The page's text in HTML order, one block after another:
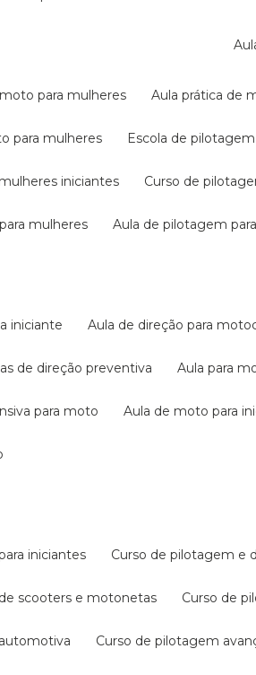
para mulheres aula prática de
para mulheres escola de
iniciantes curso de
mulheres aula de pilotagem
iniciante aula de direção para
de direção preventiva aula para
para moto aula de moto para
iniciantes curso de pilotagem e
scooters e motonetas curso de
curso de pilotagem